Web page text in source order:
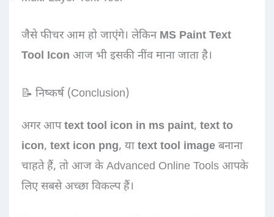
जैसे फीचर आम हो जाएंगे। लेकिन MS Paint Text
Tool Icon आज भी इसकी नींव माना जाता है।
📝 निष्कर्ष (Conclusion)
अगर आपtext tool icon in ms paint, text to
icon, text icon png, या text tool image बनाना
चाहते हैं, तो आज के Advanced Online Tools आपके
लिए सबसे अच्छा विकल्प हैं।